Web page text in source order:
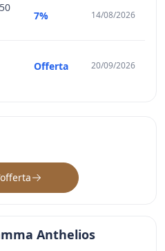
7% 14/08/2026
Offerta 20/09/2026
Anthelios